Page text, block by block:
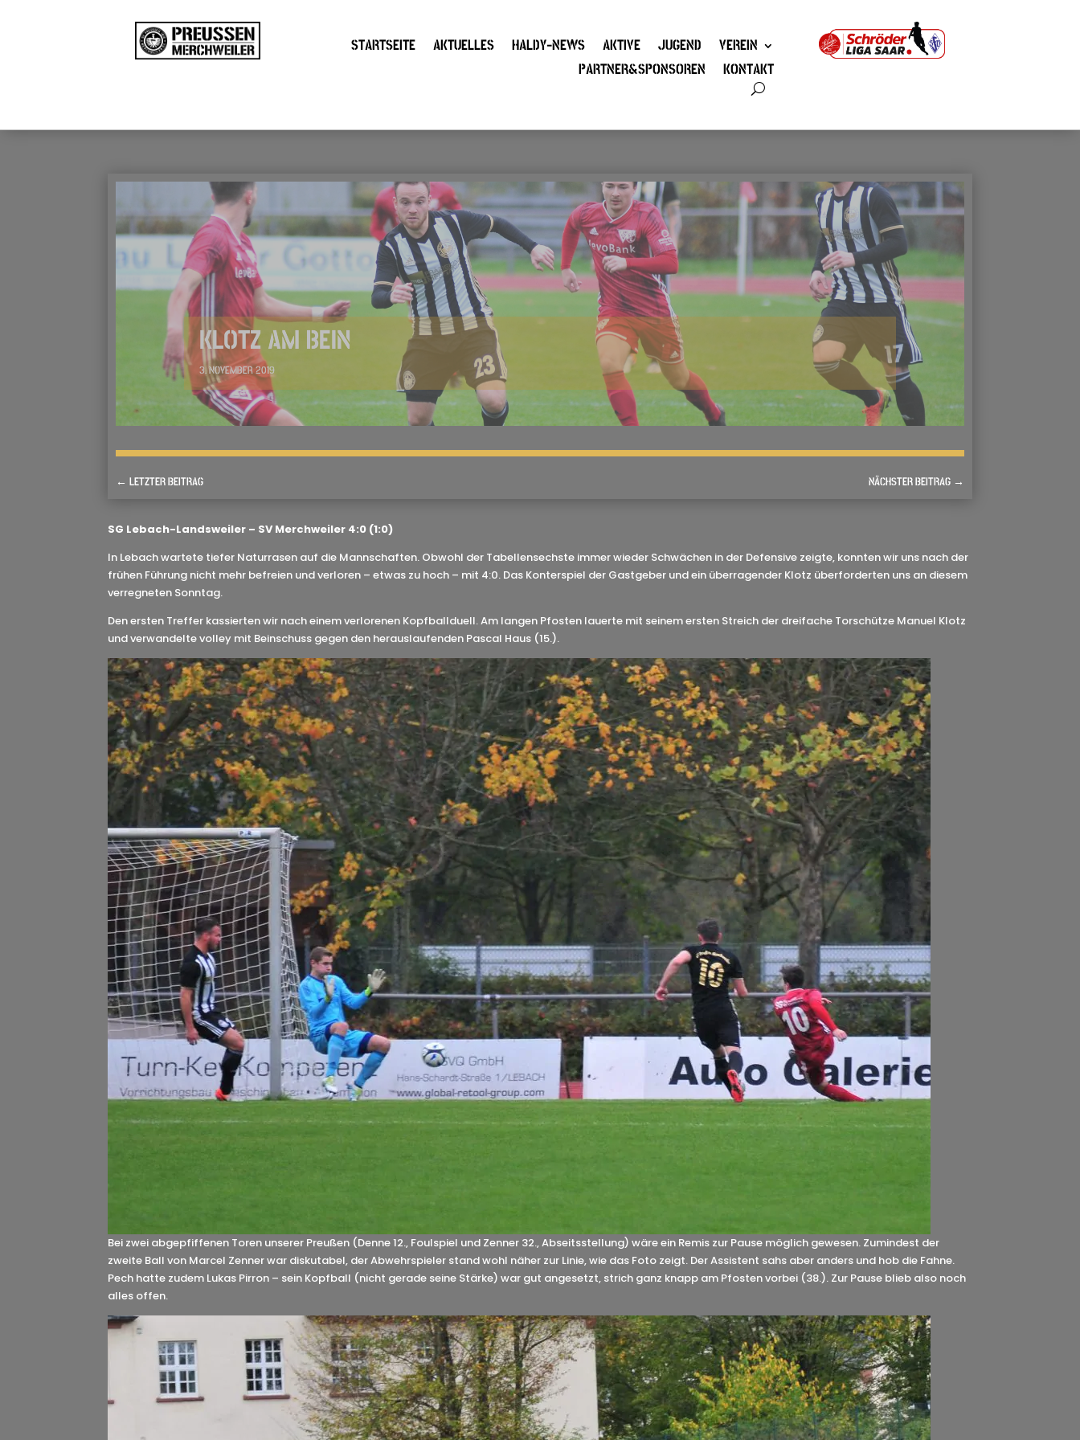
STARTSEITE AKTUELLES HALDY-NEWS AKTIVE JUGEND
VEREIN
PARTNER&SPONSOREN
KONTAKT
KLOTZ AM BEIN
3. NOVEMBER 2019
←LETZTER BEITRAG NÄCHSTER BEITRAG→
SG Lebach-Landsweiler – SV Merchweiler 4:0 (1:0)
In Lebach wartete tiefer Naturrasen auf die Mannschaften. Obwohl der Tabellensechste immer wieder Schwächen in der Defensive zeigte, konnten wir uns nach der
frühen Führung nicht mehr befreien und verloren – etwas zu hoch – mit 4:0. Das Konterspiel der Gastgeber und ein überragender Klotz überforderten uns an diesem
verregneten Sonntag.
Den ersten Treffer kassierten wir nach einem verlorenen Kopfballduell. Am langen Pfosten lauerte mit seinem ersten Streich der dreifache Torschütze Manuel Klotz
und verwandelte volley mit Beinschuss gegen den herauslaufenden Pascal Haus (15.).
Bei zwei abgepfiffenen Toren unserer Preußen (Denne 12., Foulspiel und Zenner 32., Abseitsstellung) wäre ein Remis zur Pause möglich gewesen. Zumindest der
zweite Ball von Marcel Zenner war diskutabel, der Abwehrspieler stand wohl näher zur Linie, wie das Foto zeigt. Der Assistent sahs aber anders und hob die Fahne.
Pech hatte zudem Lukas Pirron – sein Kopfball (nicht gerade seine Stärke) war gut angesetzt, strich ganz knapp am Pfosten vorbei (38.). Zur Pause blieb also noch
alles offen.